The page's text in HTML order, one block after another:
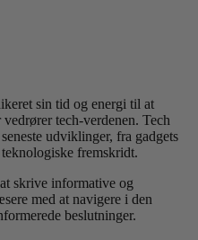
sin tid og energi til at
tech-verdenen. Tech
udviklinger, fra gadgets
fremskridt.
skrive informative og
med at navigere i den
beslutninger.